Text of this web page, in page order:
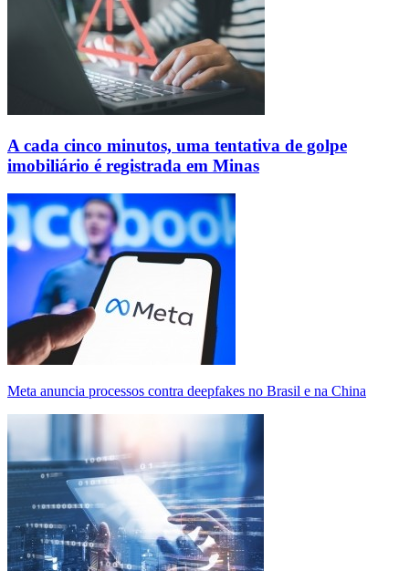
A cada cinco minutos, uma tentativa de golpe
imobiliário é registrada em Minas
Meta anuncia processos contra deepfakes no Brasil e na China